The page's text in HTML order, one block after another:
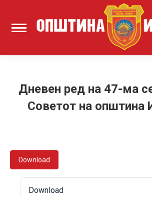
Дневен ред на 47-ма
Советот на општина
Download
Download